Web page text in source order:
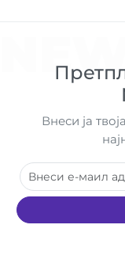
Внеси ја